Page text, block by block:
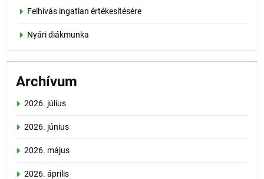
Felhívás ingatlan értékesítésére
Nyári diákmunka
Archívum
2026. július
2026. június
2026. május
2026. április